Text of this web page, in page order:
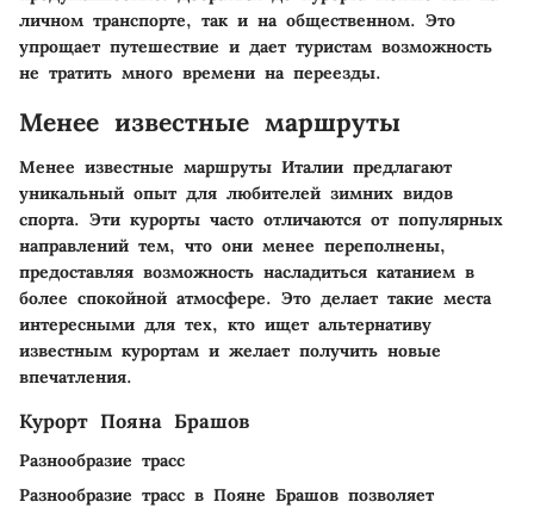
личном транспорте, так и на общественном. Это
упрощает путешествие и дает туристам возможность
не тратить много времени на переезды.
Менее известные маршруты
Менее известные маршруты Италии предлагают
уникальный опыт для любителей зимних видов
спорта. Эти курорты часто отличаются от популярных
направлений тем, что они менее переполнены,
предоставляя возможность насладиться катанием в
более спокойной атмосфере. Это делает такие места
интересными для тех, кто ищет альтернативу
известным курортам и желает получить новые
впечатления.
Курорт Пояна Брашов
Разнообразие трасс
Разнообразие трасс в Пояне Брашов позволяет